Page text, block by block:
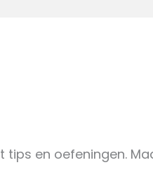
en oefeningen.